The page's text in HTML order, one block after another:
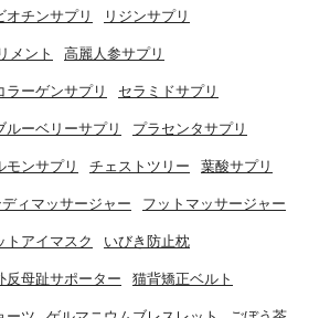
オチンサプリ リジンサプリ
メント 高麗人参サプリ
ラーゲンサプリ セラミドサプリ
ルーベリーサプリ プラセンタサプリ
モンサプリ チェストツリー 葉酸サプリ
ィマッサージャー フットマッサージャー
トアイマスク いびき防止枕
反母趾サポーター 猫背矯正ベルト